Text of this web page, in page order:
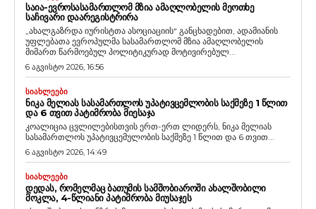
ᲡᲐᲘᲐ-ᲔᲕᲠᲝᲡᲐᲡᲐᲛᲐᲠᲗᲚᲝᲛ ᲛᲖᲘᲐ ᲐᲛᲐᲦᲚᲝᲑᲔᲚᲘᲡ ᲛᲔᲝᲗᲮᲔ
ᲡᲐᲩᲘᲕᲐᲠᲘ ᲓᲐᲐᲠᲔᲒᲘᲡᲢᲠᲘᲠᲐ
„ახალგაზრდა იურისტთა ასოციაციის“ განცხადებით, ადამიანის
უფლებათა ევროპულმა სასამართლომ მზია ამაღლობელის
მიმართ წარმოებულ პოლიტიკურად მოტივირებულ...
6 აგვისტო 2026, 16:56
ᲡᲘᲐᲮᲚᲔᲔᲑᲘ
ᲜᲘᲙᲐ ᲛᲔᲚᲘᲐᲡ ᲡᲐᲡᲐᲛᲐᲠᲗᲚᲝᲡ ᲣᲞᲐᲢᲘᲕᲪᲔᲛᲚᲝᲑᲘᲡ ᲡᲐᲥᲛᲔᲖᲔ 1 ᲬᲚᲘᲗ
ᲓᲐ 6 ᲗᲕᲘᲗ ᲞᲐᲢᲘᲛᲠᲝᲑᲐ ᲛᲘᲔᲡᲐᲯᲐ
კოალიცია ცვლილებისთვის ერთ-ერთ ლიდერს, ნიკა მელიას
სასამართლოს უპატივცემულობის საქმეზე 1 წლით და 6 თვით...
6 აგვისტო 2026, 14:49
ᲡᲘᲐᲮᲚᲔᲔᲑᲘ
ᲓᲔᲓᲐᲡ, ᲠᲝᲛᲔᲚᲛᲐᲪ ᲑᲐᲗᲣᲛᲘᲡ ᲡᲐᲛᲨᲝᲑᲘᲐᲠᲝᲨᲘ ᲐᲮᲐᲚᲨᲝᲑᲘᲚᲘ
ᲛᲝᲙᲚᲐ, 4-ᲬᲚᲘᲐᲜᲘ ᲞᲐᲢᲘᲛᲠᲝᲑᲐ ᲛᲘᲣᲡᲐᲯᲔᲡ